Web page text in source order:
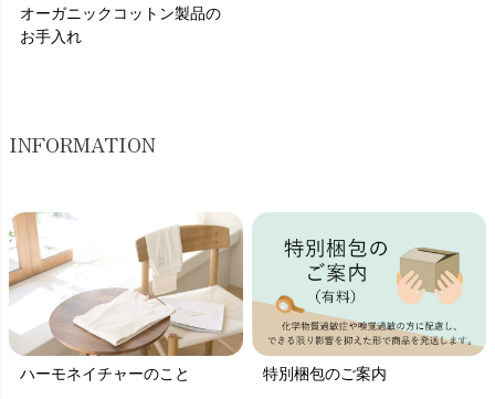
オーガニックコットン製品の
お手入れ
INFORMATION
ハーモネイチャーのこと 特別梱包のご案内